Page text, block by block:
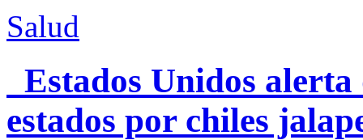
Salud
Estados Unidos alerta
estados por chiles